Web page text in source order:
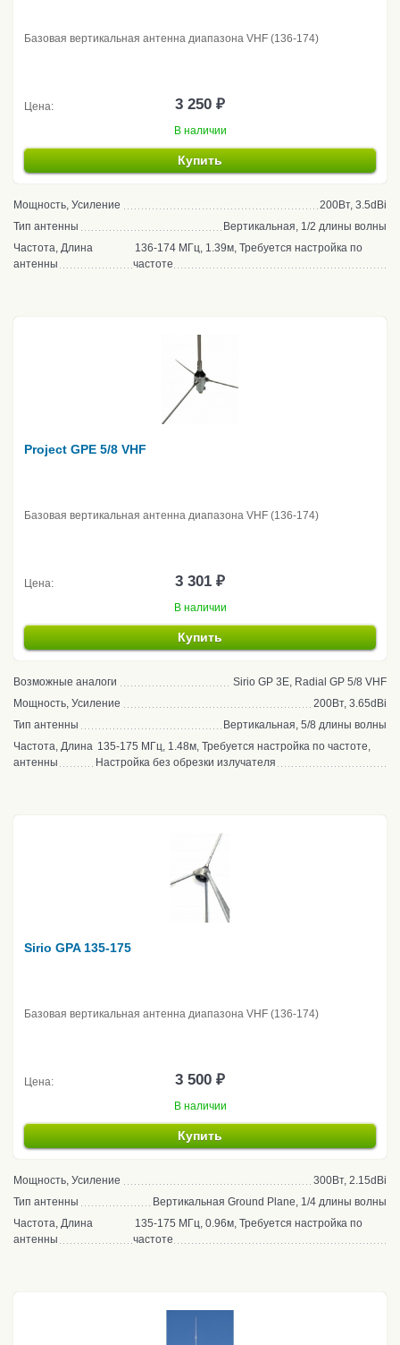
Базовая вертикальная антенна диапазона VHF (136-174)
Цена: 3 250 ₽
В наличии
Купить
Мощность, Усиление
200Вт, 3.5dBi
Тип антенны
Вертикальная, 1/2 длины волны
Частота, Длина
антенны
136-174 МГц, 1.39м, Требуется настройка по
частоте
Project GPE 5/8 VHF
Базовая вертикальная антенна диапазона VHF (136-174)
Цена: 3 301 ₽
В наличии
Купить
Возможные аналоги
Sirio GP 3E, Radial GP 5/8 VHF
Мощность, Усиление
200Вт, 3.65dBi
Тип антенны
Вертикальная, 5/8 длины волны
Частота, Длина
антенны
135-175 МГц, 1.48м, Требуется настройка по частоте,
Настройка без обрезки излучателя
Sirio GPA 135-175
Базовая вертикальная антенна диапазона VHF (136-174)
Цена: 3 500 ₽
В наличии
Купить
Мощность, Усиление
300Вт, 2.15dBi
Тип антенны
Вертикальная Ground Plane, 1/4 длины волны
Частота, Длина
антенны
135-175 МГц, 0.96м, Требуется настройка по
частоте